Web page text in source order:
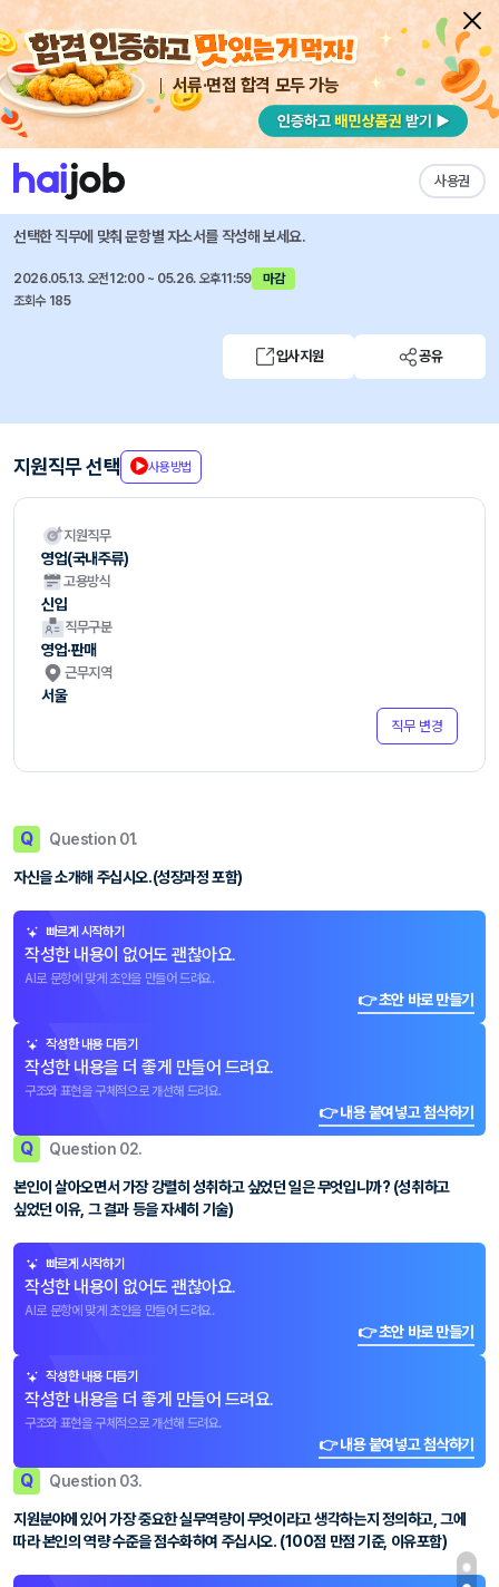
서류·면접 합격 모두 가능
사용권
채용공고 자소서 자유항목 자소서 내 작성목록
국순당 즐겨찾기
[신입/경력] 영업(국내주류)_수도권 부문 인재채용
선택한 직무에 맞춰 문항별 자소서를 작성해 보세요.
2026.05.13. 오전12:00 ~ 05.26. 오후11:59
마감
조회수 185
입사지원 공유
지원직무 선택 사용방법
지원직무
영업(국내주류)
고용방식
신입
직무구분
영업·판매
근무지역
서울
직무 변경
Q Question 01.
자신을 소개해 주십시오.(성장과정 포함)
빠르게 시작하기
작성한 내용이 없어도 괜찮아요.
AI로 문항에 맞게 초안을 만들어 드려요.
👉 초안 바로 만들기
작성한 내용 다듬기
작성한 내용을 더 좋게 만들어 드려요.
구조와 표현을 구체적으로 개선해 드려요.
👉 내용 붙여넣고 첨삭하기
Q Question 02.
본인이 살아오면서 가장 강렬히 성취하고 싶었던 일은 무엇입니까? (성취하고
싶었던 이유, 그 결과 등을 자세히 기술)
빠르게 시작하기
작성한 내용이 없어도 괜찮아요.
AI로 문항에 맞게 초안을 만들어 드려요.
👉 초안 바로 만들기
작성한 내용 다듬기
작성한 내용을 더 좋게 만들어 드려요.
구조와 표현을 구체적으로 개선해 드려요.
👉 내용 붙여넣고 첨삭하기
Q Question 03.
지원분야에 있어 가장 중요한 실무역량이 무엇이라고 생각하는지 정의하고, 그에
따라 본인의 역량 수준을 점수화하여 주십시오. (100점 만점 기준, 이유포함)